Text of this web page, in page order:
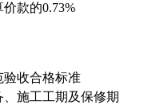
价款的0.73%
验收合格标准
、施工工期及保修期